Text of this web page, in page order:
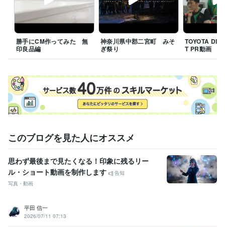
勝手にCM作ってみた 無
印良品編
神奈川県中郡二宮町 みそ
ぎ祭り
TOYOTA
T PR動画
このブログを見た人にオススメ
思わず最後まで見たくなる！印象に残るリー
ル・ショート動画を制作します
告知
写真・動画
平田 信一
2026/07/11 07:13